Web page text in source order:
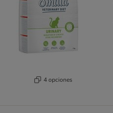
4 opciones